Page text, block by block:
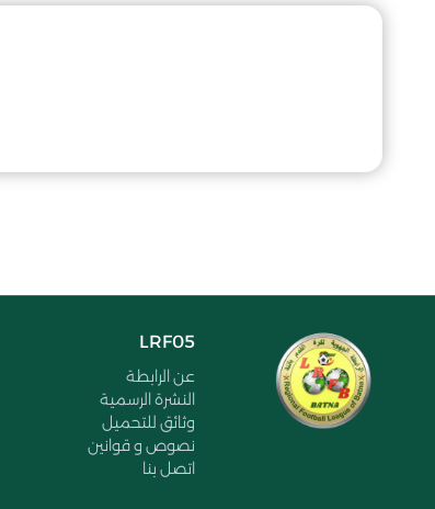
LRF05
عن الرابطة
النشرة الرسمية
وثائق للتحميل
نصوص و قوانين
اتصل بنا